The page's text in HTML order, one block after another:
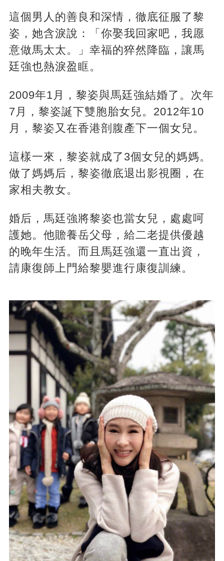
這個男人的善良和深情，徹底征服了黎
姿，她含淚說：「你娶我回家吧，我愿
意做馬太太。」幸福的猝然降臨，讓馬
廷強也熱淚盈眶。
2009年1月，黎姿與馬廷強結婚了。次年
7月，黎姿誕下雙胞胎女兒。2012年10
月，黎姿又在香港剖腹產下一個女兒。
這樣一來，黎姿就成了3個女兒的媽媽。
做了媽媽后，黎姿徹底退出影視圈，在
家相夫教女。
婚后，馬廷強將黎姿也當女兒，處處呵
護她。他贍養岳父母，給二老提供優越
的晚年生活。而且馬廷強還一直出資，
請康復師上門給黎嬰進行康復訓練。